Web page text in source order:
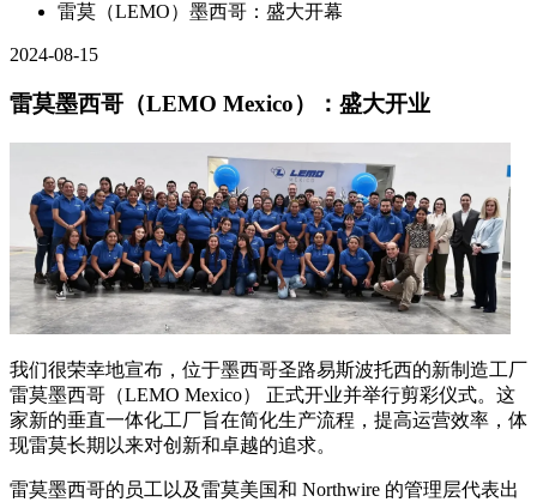
雷莫（LEMO）墨西哥：盛大开幕
2024-08-15
雷莫墨西哥（LEMO Mexico）：盛大开业
我们很荣幸地宣布，位于墨西哥圣路易斯波托西的新制造工厂
雷莫墨西哥（LEMO Mexico） 正式开业并举行剪彩仪式。这
家新的垂直一体化工厂旨在简化生产流程，提高运营效率，体
现雷莫长期以来对创新和卓越的追求。
雷莫墨西哥的员工以及雷莫美国和 Northwire 的管理层代表出